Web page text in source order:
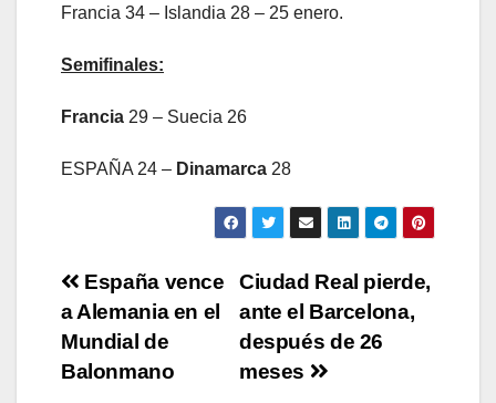
Francia 34 – Islandia 28 – 25 enero.
Semifinales:
Francia 29 – Suecia 26
ESPAÑA 24 – Dinamarca 28
Navegación
de
entradas
Ciudad Real pierde,
ante el Barcelona,
después de 26
meses
España vence
a Alemania en el
Mundial de
Balonmano